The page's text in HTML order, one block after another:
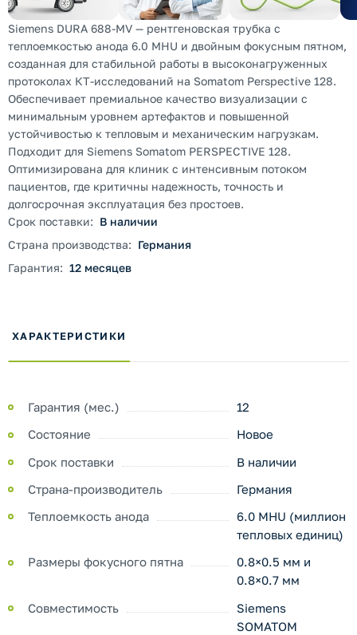
Siemens DURA 688-MV — рентгеновская трубка с
теплоемкостью анода 6.0 MHU и двойным фокусным пятном,
созданная для стабильной работы в высоконагруженных
протоколах КТ-исследований на Somatom Perspective 128.
Обеспечивает премиальное качество визуализации с
минимальным уровнем артефактов и повышенной
устойчивостью к тепловым и механическим нагрузкам.
Подходит для Siemens Somatom PERSPECTIVE 128.
Оптимизирована для клиник с интенсивным потоком
пациентов, где критичны надежность, точность и
долгосрочная эксплуатация без простоев.
Срок поставки: В наличии
Страна производства: Германия
Гарантия: 12 месяцев
ХАРАКТЕРИСТИКИ
Гарантия (мес.)
12
Состояние
Новое
Срок поставки
В наличии
Страна-производитель
Германия
Теплоемкость анода
6.0 MHU (миллион
тепловых единиц)
Размеры фокусного пятна
0.8×0.5 мм и
0.8×0.7 мм
Совместимость
Siemens
SOMATOM